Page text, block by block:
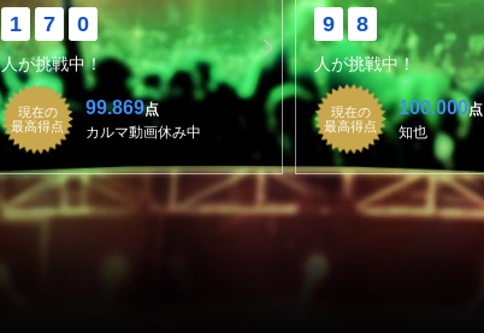
1 7 0
人が挑戦中！
現在の
最高得点
99.869点
カルマ動画休み中
9 8
人が挑戦中！
現在の
最高得点
100.000点
知也